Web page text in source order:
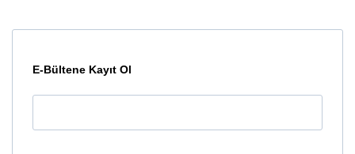
E-Bültene Kayıt Ol